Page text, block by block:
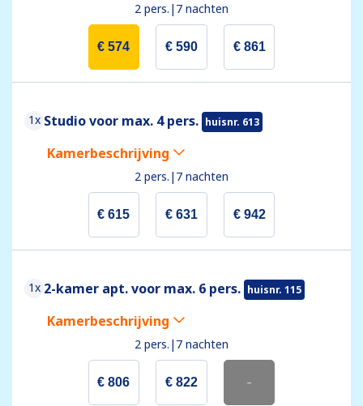
2 pers. | 7 nachten
€ 574 € 590 € 861
1x Studio voor max. 4 pers. huisnr. 613
Kamerbeschrijving
2 pers. | 7 nachten
€ 615 € 631 € 942
1x 2-kamer apt. voor max. 6 pers. huisnr. 115
Kamerbeschrijving
2 pers. | 7 nachten
€ 806 € 822 -